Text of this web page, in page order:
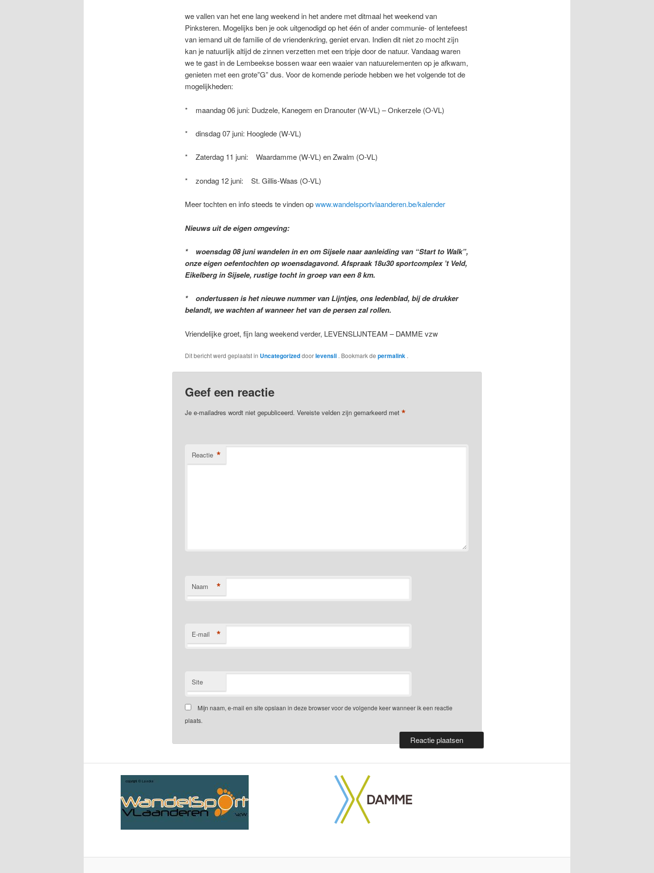
we vallen van het ene lang weekend in het andere met ditmaal het weekend van
Pinksteren. Mogelijks ben je ook uitgenodigd op het één of ander communie- of lentefeest
van iemand uit de familie of de vriendenkring, geniet ervan. Indien dit niet zo mocht zijn
kan je natuurlijk altijd de zinnen verzetten met een tripje door de natuur. Vandaag waren
we te gast in de Lembeekse bossen waar een waaier van natuurelementen op je afkwam,
genieten met een grote”G” dus. Voor de komende periode hebben we het volgende tot de
mogelijkheden:
* maandag 06 juni: Dudzele, Kanegem en Dranouter (W-VL) – Onkerzele (O-VL)
* dinsdag 07 juni: Hooglede (W-VL)
* Zaterdag 11 juni: Waardamme (W-VL) en Zwalm (O-VL)
* zondag 12 juni: St. Gillis-Waas (O-VL)
Meer tochten en info steeds te vinden opwww.wandelsportvlaanderen.be/kalender
Nieuws uit de eigen omgeving:
* woensdag 08 juni wandelen in en om Sijsele naar aanleiding van “Start to Walk”,
onze eigen oefentochten op woensdagavond. Afspraak 18u30 sportcomplex ’t Veld,
Eikelberg in Sijsele, rustige tocht in groep van een 8 km.
* ondertussen is het nieuwe nummer van Lijntjes, ons ledenblad, bij de drukker
belandt, we wachten af wanneer het van de persen zal rollen.
Vriendelijke groet, fijn lang weekend verder, LEVENSLIJNTEAM – DAMME vzw
Dit bericht werd geplaatst in Uncategorizeddoorlevensli . Bookmark de permalink .
Geef een reactie
Je e-mailadres wordt niet gepubliceerd. Vereiste velden zijn gemarkeerd met *
Reactie *
Naam *
E-mail *
Site
Mijn naam, e-mail en site opslaan in deze browser voor de volgende keer wanneer ik een reactie
plaats.